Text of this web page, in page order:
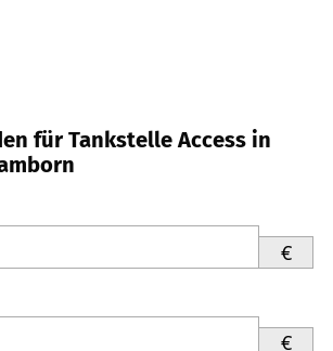
für Tankstelle Access in
€
€